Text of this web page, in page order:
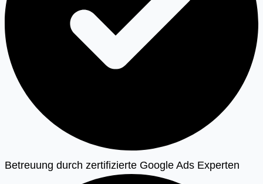
Betreuung durch zertifizierte Google Ads Experten